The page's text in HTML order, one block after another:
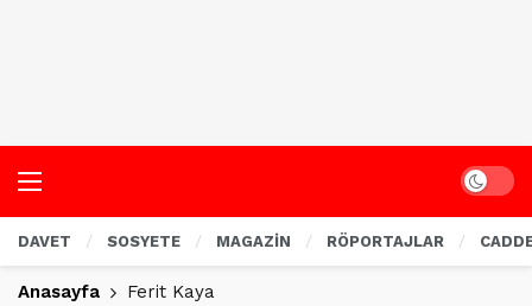
Dark
DAVET SOSYETE MAGAZİN RÖPORTAJLAR
Anasayfa Ferit Kaya